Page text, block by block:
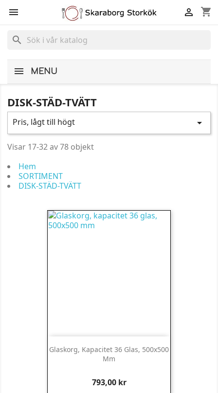
 shopping_cart

search
MENU
DISK-STÄD-TVÄTT
Pris, lågt till högt 
Visar 17-32 av 78 objekt
Hem
SORTIMENT
DISK-STÄD-TVÄTT
Glaskorg, Kapacitet 36 Glas, 500x500
Mm
Pris
793,00 kr